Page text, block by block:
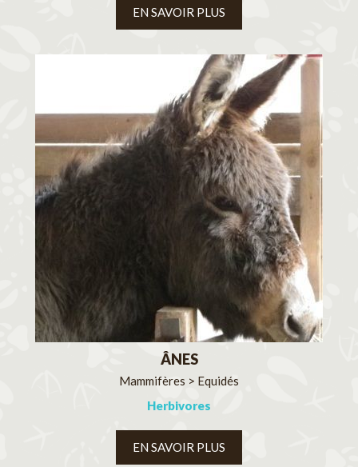
EN SAVOIR PLUS
ÂNES
Mammifères > Equidés
Herbivores
EN SAVOIR PLUS